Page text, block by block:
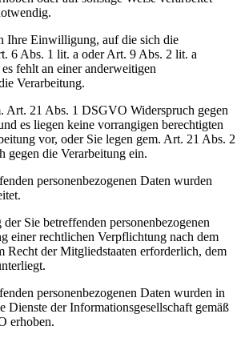
Einwilligung, auf die sich die
6 Abs. 1 lit. a oder Art. 9 Abs. 2 lit. a
fehlt an einer anderweitigen
Verarbeitung.
21 Abs. 1 DSGVO Widerspruch gegen
es liegen keine vorrangigen berechtigten
vor, oder Sie legen gem. Art. 21 Abs. 2
gegen die Verarbeitung ein.
personenbezogenen Daten wurden
Sie betreffenden personenbezogenen
einer rechtlichen Verpflichtung nach dem
Recht der Mitgliedstaaten erforderlich, dem
personenbezogenen Daten wurden in
Dienste der Informationsgesellschaft gemäß
erhoben.